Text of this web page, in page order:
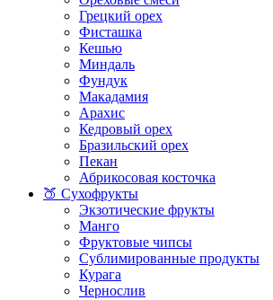
Грецкий орех
Фисташка
Кешью
Миндаль
Фундук
Макадамия
Арахис
Кедровый орех
Бразильский орех
Пекан
Абрикосовая косточка
🍑 Сухофрукты
Экзотические фрукты
Манго
Фруктовые чипсы
Сублимированные продукты
Курага
Чернослив